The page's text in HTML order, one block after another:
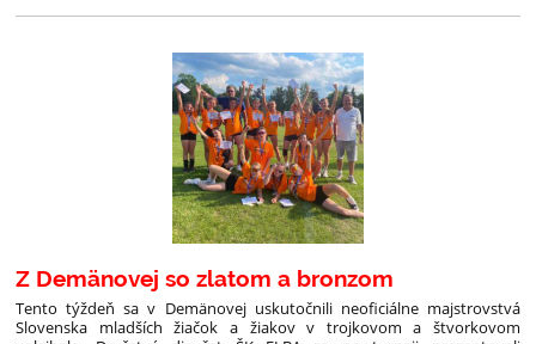
Z Demänovej so zlatom a bronzom
Tento týždeň sa v Demänovej uskutočnili neoficiálne majstrovstvá
Slovenska mladších žiačok a žiakov v trojkovom a štvorkovom